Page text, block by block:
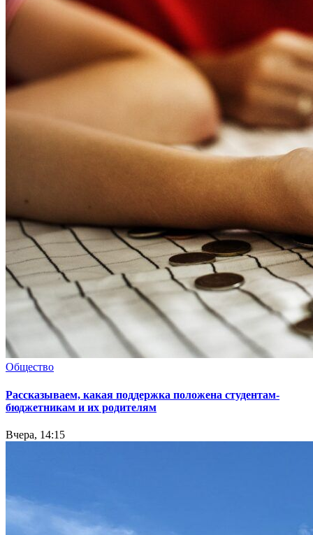
Общество
Рассказываем, какая поддержка положена студентам-
бюджетникам и их родителям
Вчера, 14:15